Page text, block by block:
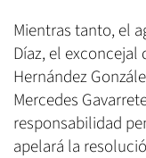
Mientras tanto, el
Díaz, el
Hernández
Mercedes
responsabilidad
apelará la